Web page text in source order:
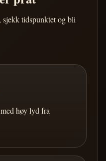
sjekk tidspunktet og bli
høy lyd fra